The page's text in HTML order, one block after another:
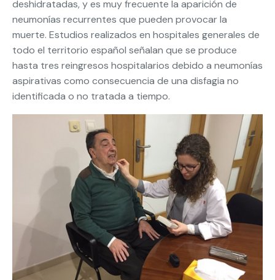
deshidratadas, y es muy frecuente la aparición de
neumonías recurrentes que pueden provocar la
muerte. Estudios realizados en hospitales generales de
todo el territorio español señalan que se produce
hasta tres reingresos hospitalarios debido a neumonías
aspirativas como consecuencia de una disfagia no
identificada o no tratada a tiempo.